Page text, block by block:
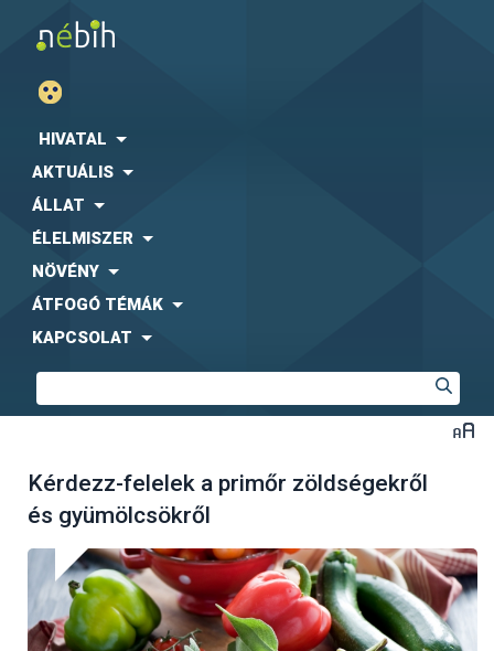
HIVATAL
AKTUÁLIS
ÁLLAT
ÉLELMISZER
NÖVÉNY
ÁTFOGÓ TÉMÁK
KAPCSOLAT
Kérdezz-felelek a primőr zöldségekről
és gyümölcsökről